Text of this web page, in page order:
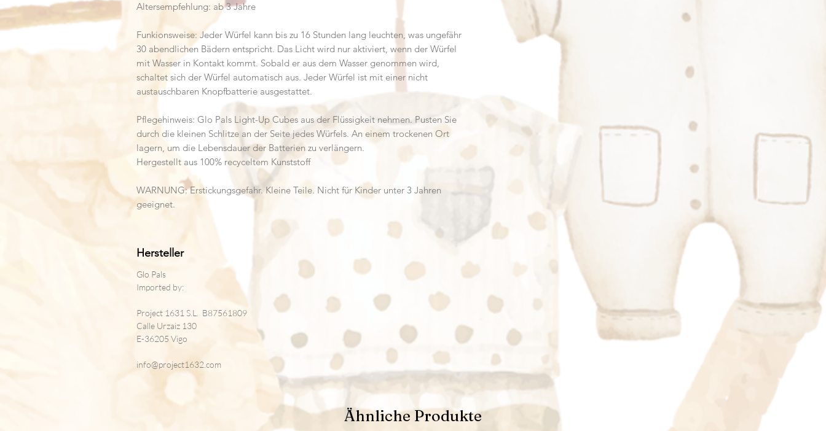
Altersempfehlung: ab 3 Jahre
Funkionsweise: Jeder Würfel kann bis zu 16 Stunden lang leuchten, was ungefähr
30 abendlichen Bädern entspricht. Das Licht wird nur aktiviert, wenn der Würfel
mit Wasser in Kontakt kommt. Sobald er aus dem Wasser genommen wird,
schaltet sich der Würfel automatisch aus. Jeder Würfel ist mit einer nicht
austauschbaren Knopfbatterie ausgestattet.
Pflegehinweis: Glo Pals Light-Up Cubes aus der Flüssigkeit nehmen. Pusten Sie
durch die kleinen Schlitze an der Seite jedes Würfels. An einem trockenen Ort
lagern, um die Lebensdauer der Batterien zu verlängern.
Hergestellt aus 100% recyceltem Kunststoff
WARNUNG: Erstickungsgefahr. Kleine Teile. Nicht für Kinder unter 3 Jahren
geeignet.
Hersteller
Glo Pals
Imported by:
Project 1631 S.L. B87561809
Calle Urzaiz 130
E-36205 Vigo
info@project1632.com
Ähnliche Produkte